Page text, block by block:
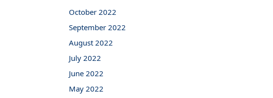
October 2022
September 2022
August 2022
July 2022
June 2022
May 2022